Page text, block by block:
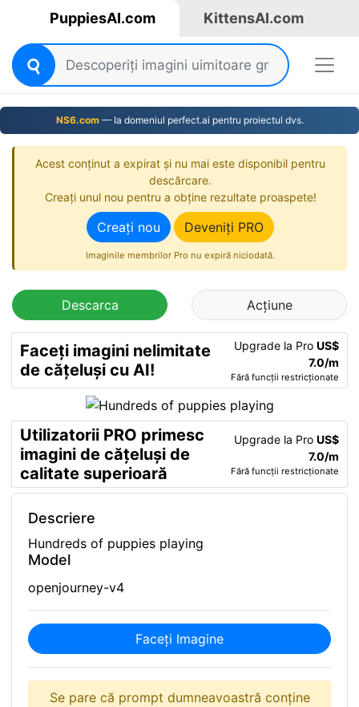
PuppiesAI.com KittensAI.com
NS6.com— Ia domeniul perfect.ai pentru proiectul dvs.
Acest conținut a expirat și nu mai este disponibil pentru
descărcare.
Creați unul nou pentru a obține rezultate proaspete!
Creați nou Deveniți PRO
Imaginile membrilor Pro nu expiră niciodată.
Descarca Acțiune
Faceți imagini nelimitate
de cățeluși cu AI!
Upgrade la Pro US$
7.0/m
Fără funcții restricționate
Utilizatorii PRO primesc
imagini de cățeluși de
calitate superioară
Upgrade la Pro US$
7.0/m
Fără funcții restricționate
Descriere
Hundreds of puppies playing
Model
openjourney-v4
Faceți Imagine
Se pare că prompt dumneavoastră conține